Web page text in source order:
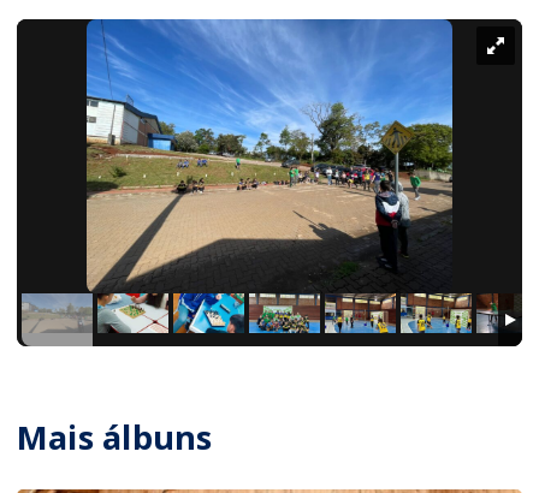
Mais álbuns